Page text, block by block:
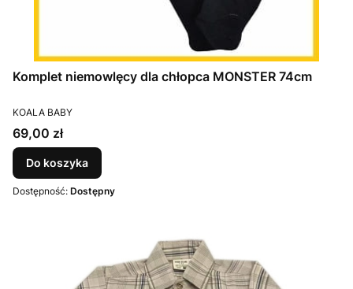
Komplet niemowlęcy dla chłopca MONSTER 74cm
PRODUCENT
KOALA BABY
Cena
69,00 zł
Do koszyka
Dostępność: Dostępny